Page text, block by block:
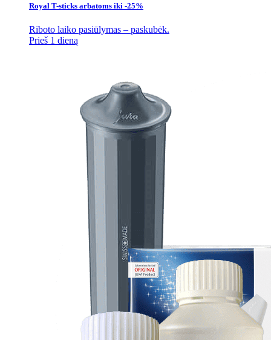
Royal T-sticks arbatoms iki -25%
Riboto laiko pasiūlymas – paskubėk.
Prieš 1 dieną